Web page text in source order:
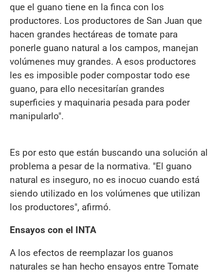
que el guano tiene en la finca con los
productores. Los productores de San Juan que
hacen grandes hectáreas de tomate para
ponerle guano natural a los campos, manejan
volúmenes muy grandes. A esos productores
les es imposible poder compostar todo ese
guano, para ello necesitarían grandes
superficies y maquinaria pesada para poder
manipularlo".
Es por esto que están buscando una solución al
problema a pesar de la normativa. "El guano
natural es inseguro, no es inocuo cuando está
siendo utilizado en los volúmenes que utilizan
los productores", afirmó.
Ensayos con el INTA
A los efectos de reemplazar los guanos
naturales se han hecho ensayos entre Tomate